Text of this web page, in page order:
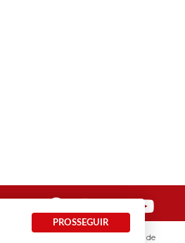
PROSSEGUIR
Privacidade